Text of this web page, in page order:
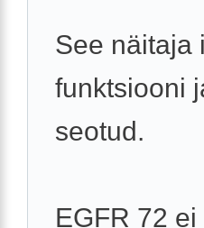
See näitaja
funktsiooni
seotud.
EGFR 72